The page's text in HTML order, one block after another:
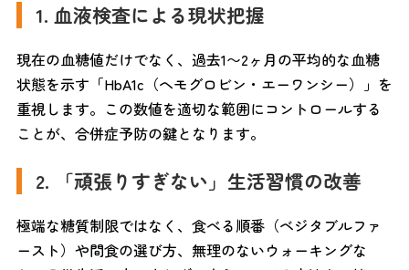
1. 血液検査による現状把握
現在の血糖値だけでなく、過去1〜2ヶ月の平均的な血糖
状態を示す「HbA1c（ヘモグロビン・エーワンシー）」を
重視します。この数値を適切な範囲にコントロールする
ことが、合併症予防の鍵となります。
2. 「頑張りすぎない」生活習慣の改善
極端な糖質制限ではなく、食べる順番（ベジタブルファ
ースト）や間食の選び方、無理のないウォーキングな